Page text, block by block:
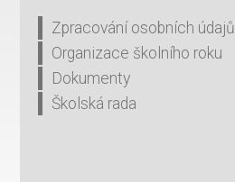
Zpracování osobních údajů
Organizace školního roku
Dokumenty
Školská rada